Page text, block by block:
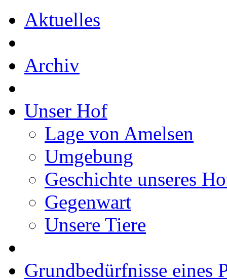
Aktuelles
Archiv
Unser Hof
Lage von Amelsen
Umgebung
Geschichte unseres
Gegenwart
Unsere Tiere
Grundbedürfnisse eines